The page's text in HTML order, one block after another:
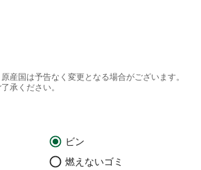
産国は予告なく変更となる場合がございます。
承ください。
ビン
燃えないゴミ